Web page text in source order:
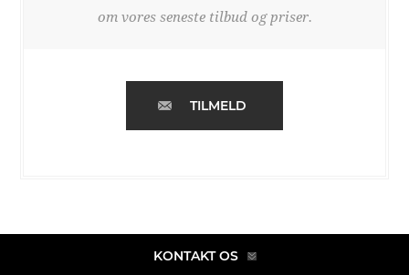
om vores seneste tilbud og priser.
TILMELD
KONTAKT OS